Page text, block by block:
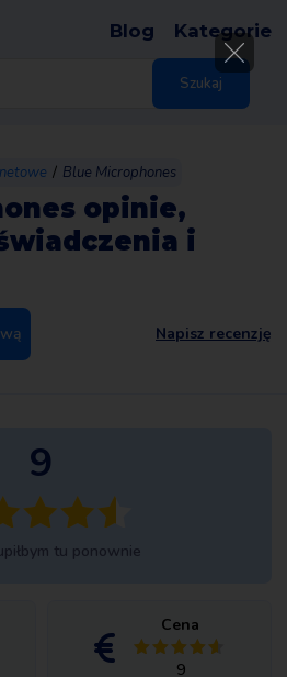
Szukaj
Blog Kategorie
/ Blue Microphones
opinie,
i
Napisz recenzję
Cena
9
9
tu ponownie